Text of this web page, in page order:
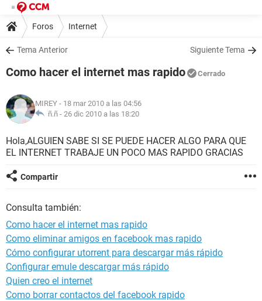
Foros Internet
Tema Anterior Siguiente Tema
Como hacer el internet mas rapido Cerrado
MIREY - 18 mar 2010 a las 04:56
ñ.ñ - 26 dic 2010 a las 18:20
Hola,ALGUIEN SABE SI SE PUEDE HACER ALGO PARA QUE
EL INTERNET TRABAJE UN POCO MAS RAPIDO GRACIAS
Compartir
Consulta también:
Como hacer el internet mas rapido
Como eliminar amigos en facebook mas rapido
Cómo configurar utorrent para descargar más rápido
Configurar emule descargar más rápido
Quien creo el internet
Como borrar contactos del facebook rapido